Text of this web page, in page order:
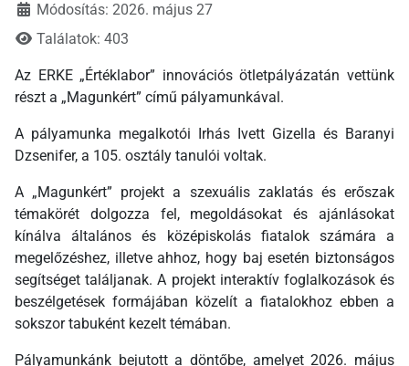
Módosítás: 2026. május 27
Találatok: 403
Az ERKE „Értéklabor” innovációs ötletpályázatán vettünk
részt a „Magunkért” című pályamunkával.
A pályamunka megalkotói Irhás Ivett Gizella és Baranyi
Dzsenifer, a 105. osztály tanulói voltak.
A „Magunkért” projekt a szexuális zaklatás és erőszak
témakörét dolgozza fel, megoldásokat és ajánlásokat
kínálva általános és középiskolás fiatalok számára a
megelőzéshez, illetve ahhoz, hogy baj esetén biztonságos
segítséget találjanak. A projekt interaktív foglalkozások és
beszélgetések formájában közelít a fiatalokhoz ebben a
sokszor tabuként kezelt témában.
Pályamunkánk bejutott a döntőbe, amelyet 2026. május